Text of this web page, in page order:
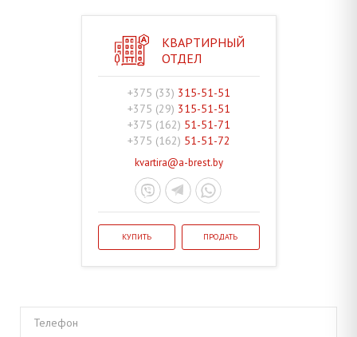
КВАРТИРНЫЙ
ОТДЕЛ
+375 (33) 315-51-51
+375 (29) 315-51-51
+375 (162) 51-51-71
+375 (162) 51-51-72
kvartira@a-brest.by
КУПИТЬ ПРОДАТЬ
Телефон